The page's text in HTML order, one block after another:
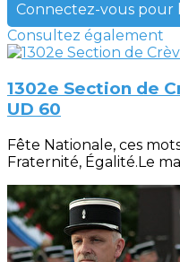
Connectez-vous pour
Consultez également
1302e Section de
UD 60
Fête Nationale, ces
Fraternité, Égalité.Le